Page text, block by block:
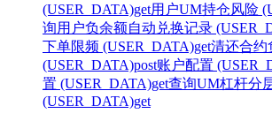
(USER_DATA)get用户UM持仓风险
询用户负余额自动兑换记录
下单限频 (USER_DATA)get清还合约
(USER_DATA)post账户配置
置 (USER_DATA)get查询UM杠杆分
(USER_DATA)get